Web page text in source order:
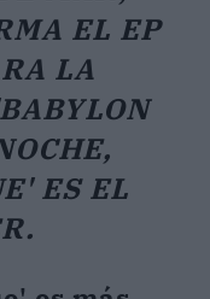
EL EP
LA
ES EL